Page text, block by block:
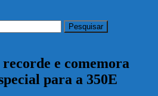
e comemora
para a 350E